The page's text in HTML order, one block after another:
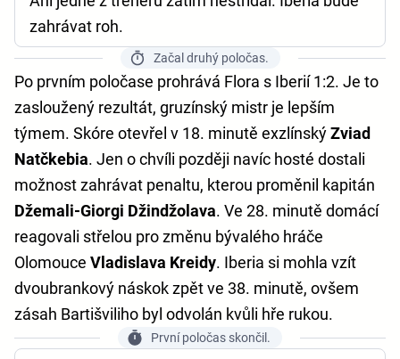
zahrávat roh.
Začal druhý poločas.
Po prvním poločase prohrává Flora s Iberií 1:2. Je to
zasloužený rezultát, gruzínský mistr je lepším
týmem. Skóre otevřel v 18. minutě exzlínskýZviad
Natčkebia. Jen o chvíli později navíc hosté dostali
možnost zahrávat penaltu, kterou proměnil kapitán
Džemali-Giorgi Džindžolava. Ve 28. minutě domácí
reagovali střelou pro změnu bývalého hráče
Olomouce Vladislava Kreidy. Iberia si mohla vzít
dvoubrankový náskok zpět ve 38. minutě, ovšem
zásah Bartišviliho byl odvolán kvůli hře rukou.
První poločas skončil.